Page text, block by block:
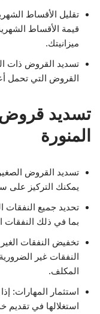
تقليل الأقساط
قيمة الأقساط
ميزانيتك.
تسديد القروض ذات
القروض التي تحمل
تسديد قروض
المنورة
تسديد القروض
يمكنك التركيز على
تحديد جميع النفقات
بما في ذلك النفقات
تخفيض النفقات
النفقات غير
المكلف.
استثمار المهارات:
استغلالها في تقديم